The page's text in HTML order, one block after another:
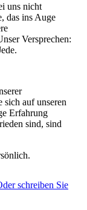
uns nicht
das ins Auge
Versprechen:
auf unseren
Erfahrung
sind, sind
schreiben Sie